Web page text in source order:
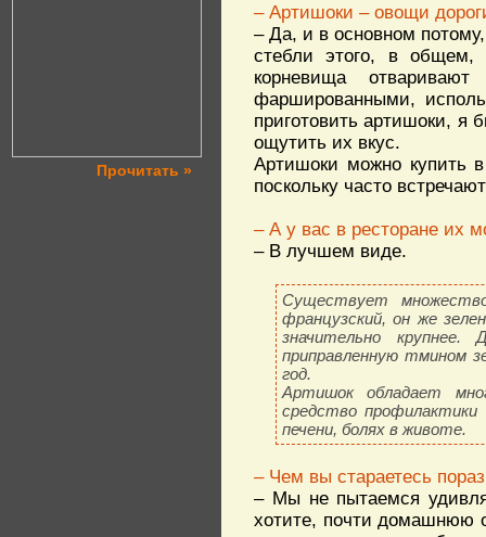
Прочитать »
– Артишоки – овощи
– Да, и в основном
стебли этого, в общем,
корневища
фаршированными,
приготовить артишоки, я
ощутить их вкус.
Артишоки можно купить
поскольку часто
– А у вас в ресторане их
– В лучшем виде.
Существует
французский, он же
значительно
приправленную тмином
год.
Артишок обладает
средство профилактики
печени, болях в животе.
– Чем вы стараетесь
– Мы не пытаемся
хотите, почти домашнюю